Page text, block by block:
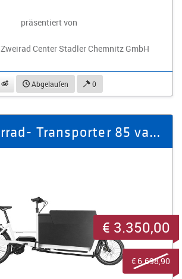
präsentiert von
Zweirad Center Stadler Chemnitz GmbH
beobachtenAbgelaufen 0
Lastenfahrrad- Transporter 85 vario Marke: Riese & Müller
€ 3.350,00
€ 6.698,90